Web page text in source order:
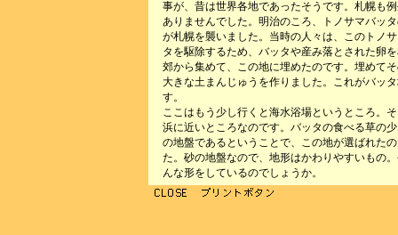
事が、昔は世界各地であったそうです。札幌も
ありませんでした。明治のころ、トノサマバッ
が札幌を襲いました。当時の人々は、このトノ
タを駆除するため、バッタや産み落とされた卵
郊から集めて、この地に埋めたのです。埋めて
大きな土まんじゅうを作りました。これがバッ
す。
ここはもう少し行くと海水浴場というところ。
浜に近いところなのです。バッタの食べる草の
の地盤であるということで、この地が選ばれた
た。砂の地盤なので、地形はかわりやすいもの
んな形をしているのでしょうか。